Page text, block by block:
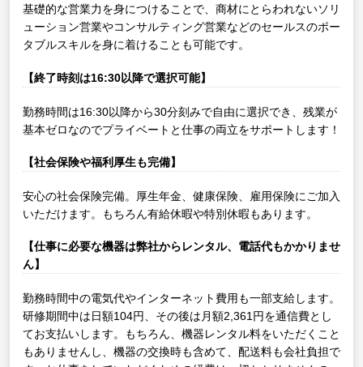
基礎的な営業力を身につけることで、商材にとらわれないソリ
ューション営業やコンサルティング営業などのセールスのポー
タブルスキルを身に着けることも可能です。
【終了時刻は16:30以降で選択可能】
勤務時間は16:30以降から30分刻みで自由に選択でき、残業が
基本ゼロなのでプライベートと仕事の両立をサポートします！
【社会保険や福利厚生も完備】
安心の社会保険完備。厚生年金、健康保険、雇用保険にご加入
いただけます。もちろん有給休暇や特別休暇もあります。
【仕事に必要な機器は弊社からレンタル、電話代もかかりませ
ん】
勤務時間中の電気代やインターネット費用も一部支給します。
研修期間中は日額104円、その後は月額2,361円を通信費とし
てお支払いします。もちろん、機器レンタル料をいただくこと
もありませんし、機器の交換時も含めて、配送料も会社負担で